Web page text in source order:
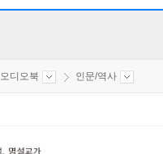
오디오북 인문/역사